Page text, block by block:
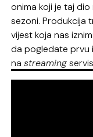
onima koji je taj
sezoni. Produkcija
vijest koja nas
da pogledate prvu
nastreaming